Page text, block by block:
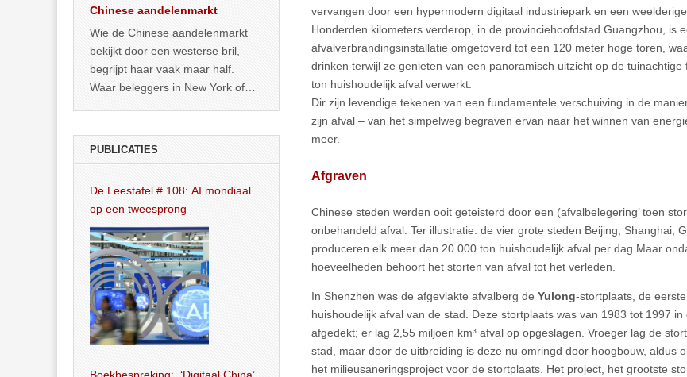
vervangen door een hypermodern digitaal industriepark en een
Honderden kilometers verderop, in de provinciehoofdstad Guangzhou, is
afvalverbrandingsinstallatie omgetoverd tot een 120 meter hoge toren,
drinken terwijl ze genieten van een panoramisch uitzicht op de tuinachtige
ton huishoudelijk afval verwerkt.
Dir zijn levendige tekenen van een fundamentele verschuiving in de
zijn afval – van het simpelweg begraven ervan naar het winnen van
meer.
Afgraven
Chinese steden werden ooit geteisterd door een (afvalbelegering’ toen
onbehandeld afval. Ter illustratie: de vier grote steden Beijing, Shanghai,
produceren elk meer dan 20.000 ton huishoudelijk afval per dag Maar
hoeveelheden behoort het storten van afval tot het verleden.
In Shenzhen was de afgevlakte afvalberg de Yulong-stortplaats, de
huishoudelijk afval van de stad. Deze stortplaats was van 1983 tot 1997
afgedekt; er lag 2,55 miljoen km³ afval op opgeslagen. Vroeger lag de
stad, maar door de uitbreiding is deze nu omringd door hoogbouw, aldus
het milieusaneringsproject voor de stortplaats. Het project, het grootste
Chinese aandelenmarkt
Wie de Chinese aandelenmarkt
bekijkt door een westerse bril,
begrijpt haar vaak maar half.
Waar beleggers in New York of
PUBLICATIES
De Leestafel # 108: AI mondiaal
op een tweesprong